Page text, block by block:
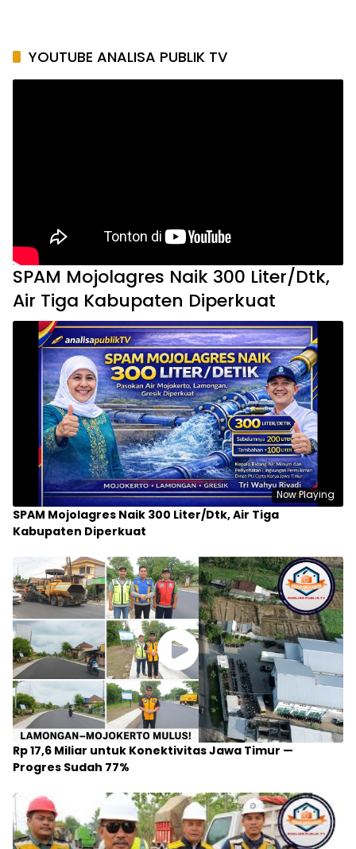
YOUTUBE ANALISA PUBLIK TV
SPAM Mojolagres Naik 300 Liter/Dtk,
Air Tiga Kabupaten Diperkuat
Now Playing
SPAM Mojolagres Naik 300 Liter/Dtk, Air Tiga
Kabupaten Diperkuat
Rp 17,6 Miliar untuk Konektivitas Jawa Timur —
Progres Sudah 77%